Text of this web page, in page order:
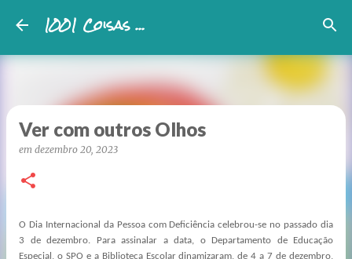
Avançar para o conteúdo principal
1001 Coisas ...
Ver com outros Olhos
em dezembro 20, 2023
O Dia Internacional da Pessoa com Deficiência celebrou-se no passado dia
3 de dezembro. Para assinalar a data, o Departamento de Educação
Especial, o SPO e a Biblioteca Escolar dinamizaram,de 4 a 7 de dezembro,